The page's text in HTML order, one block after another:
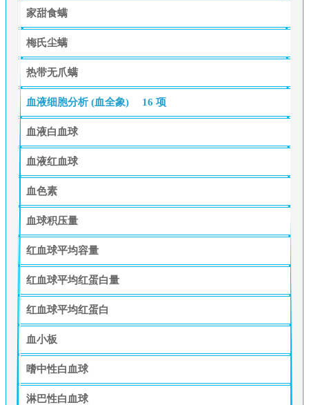
家甜食螨
梅氏尘螨
热带无爪螨
血液细胞分析 (血全象) 16 项
血液白血球
血液红血球
血色素
血球积压量
红血球平均容量
红血球平均红蛋白量
红血球平均红蛋白
血小板
嗜中性白血球
淋巴性白血球